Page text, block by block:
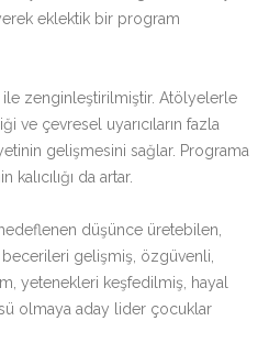
eklektik bir program
ile zenginleştirilmiştir. Atölyelerle
ve çevresel uyarıcıların fazla
gelişmesini sağlar. Programa
kalıcılığı da artar.
düşünce üretebilen,
gelişmiş, özgüvenli,
yetenekleri keşfedilmiş, hayal
olmaya aday lider çocuklar